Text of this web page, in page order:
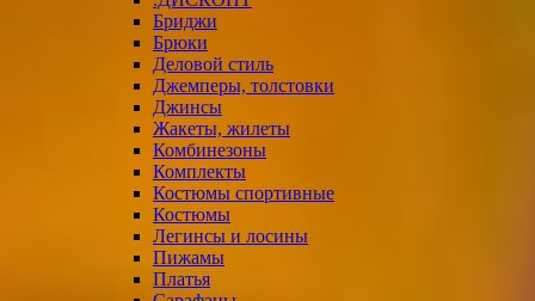
Бриджи
Брюки
Деловой стиль
Джемперы, толстовки
Джинсы
Жакеты, жилеты
Комбинезоны
Комплекты
Костюмы спортивные
Костюмы
Легинсы и лосины
Пижамы
Платья